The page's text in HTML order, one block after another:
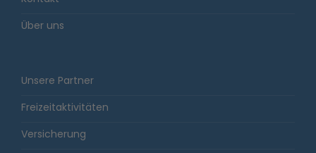
Über uns
Unsere Partner
Freizeitaktivitäten
Versicherung